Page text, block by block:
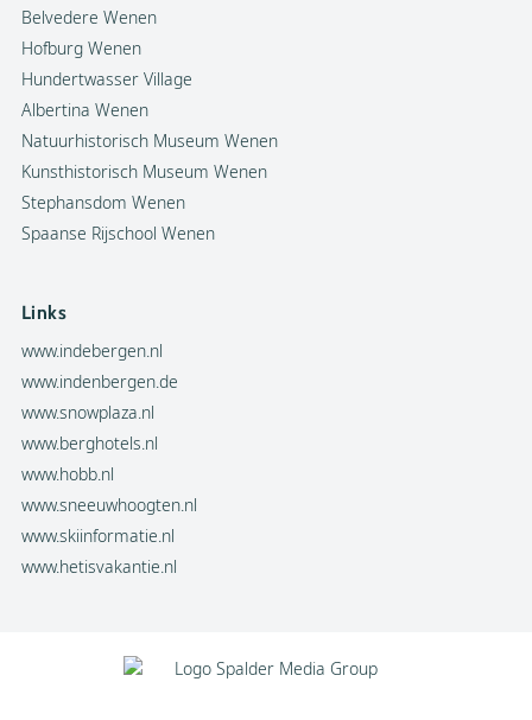
Belvedere Wenen
Hofburg Wenen
Hundertwasser Village
Albertina Wenen
Natuurhistorisch Museum Wenen
Kunsthistorisch Museum Wenen
Stephansdom Wenen
Spaanse Rijschool Wenen
Links
www.indebergen.nl
www.indenbergen.de
www.snowplaza.nl
www.berghotels.nl
www.hobb.nl
www.sneeuwhoogten.nl
www.skiinformatie.nl
www.hetisvakantie.nl